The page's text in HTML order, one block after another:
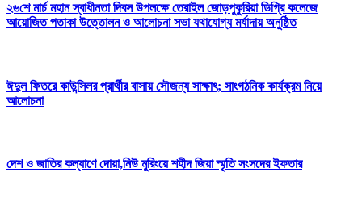
২৬শে মার্চ মহান স্বাধীনতা দিবস উপলক্ষে তেরাইল জোড়পুকুরিয়া ডিগ্রি কলেজে
আয়োজিত পতাকা উত্তোলন ও আলোচনা সভা যথাযোগ্য মর্যাদায় অনুষ্ঠিত
ঈদুল ফিতরে কাউন্সিলর প্রার্থীর বাসায় সৌজন্য সাক্ষাৎ; সাংগঠনিক কার্যক্রম নিয়ে
আলোচনা
দেশ ও জাতির কল্যাণে দোয়া,নিউ মুরিংয়ে শহীদ জিয়া স্মৃতি সংসদের ইফতার